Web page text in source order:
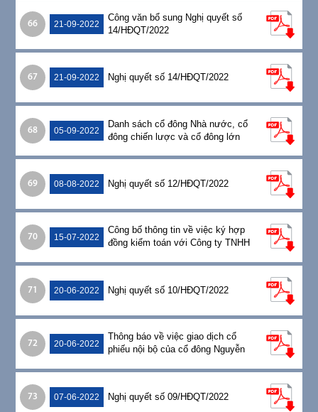
66 21-09-2022
Công văn bổ sung Nghị quyết số
14/HĐQT/2022
67 21-09-2022 Nghị quyết số 14/HĐQT/2022
68 05-09-2022
Danh sách cổ đông Nhà nước, cổ
đông chiến lược và cổ đông lớn
69 08-08-2022 Nghị quyết số 12/HĐQT/2022
70 15-07-2022
Công bố thông tin về việc ký hợp
đồng kiểm toán với Công ty TNHH
71 20-06-2022 Nghị quyết số 10/HĐQT/2022
72 20-06-2022
Thông báo về việc giao dịch cổ
phiếu nội bộ của cổ đông Nguyễn
73 07-06-2022 Nghị quyết số 09/HĐQT/2022